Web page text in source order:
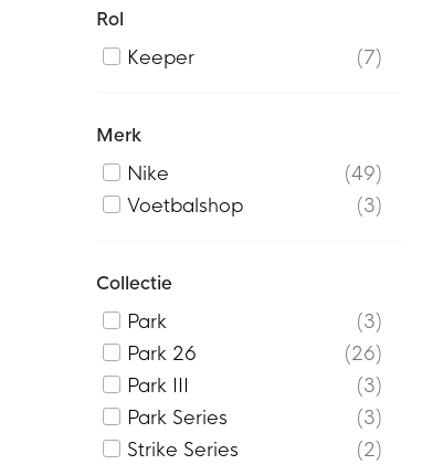
Rol
Keeper
7
Merk
Nike
49
Voetbalshop
3
Collectie
Park
3
Park 26
26
Park III
3
Park Series
3
Strike Series
2